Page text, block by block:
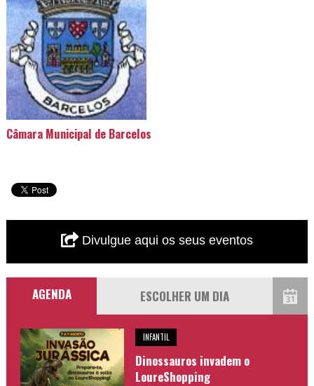
Câmara Municipal de Barcelos
Divulgue aqui os seus eventos
AGENDA
INFANTIL
Dinossauros invadem o
LoureShopping